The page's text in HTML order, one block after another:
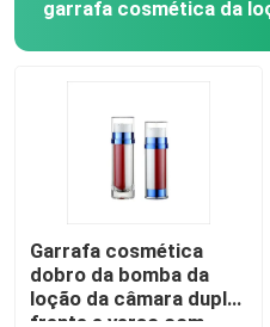
garrafa cosmética da
Garrafa cosmética
dobro da bomba da
loção da câmara dupla
frente e verso com